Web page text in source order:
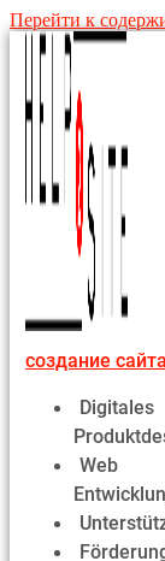
Перейти к
создание сайта
Digitales
Web